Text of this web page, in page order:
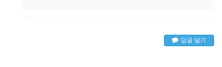
답글 달기